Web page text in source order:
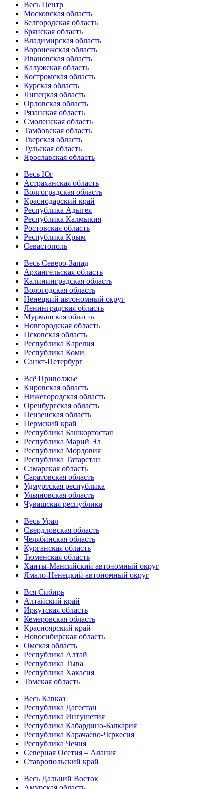
Весь Центр
Московская область
Белгородская область
Брянская область
Владимирская область
Воронежская область
Ивановская область
Калужская область
Костромская область
Курская область
Липецкая область
Орловская область
Рязанская область
Смоленская область
Тамбовская область
Тверская область
Тульская область
Ярославская область
Весь Юг
Астраханская область
Волгоградская область
Краснодарский край
Республика Адыгея
Республика Калмыкия
Ростовская область
Республика Крым
Севастополь
Весь Северо-Запад
Архангельская область
Калининградская область
Вологодская область
Ненецкий автономный округ
Ленинградская область
Мурманская область
Новгородская область
Псковская область
Республика Карелия
Республика Коми
Санкт-Петербург
Всё Приволжье
Кировская область
Нижегородская область
Оренбургская область
Пензенская область
Пермский край
Республика Башкортостан
Республика Марий Эл
Республика Мордовия
Республика Татарстан
Самарская область
Саратовская область
Удмуртская республика
Ульяновская область
Чувашская республика
Весь Урал
Свердловская область
Челябинская область
Курганская область
Тюменская область
Ханты-Мансийский автономный округ
Ямало-Ненецкий автономный округ
Вся Сибирь
Алтайский край
Иркутская область
Кемеровская область
Красноярский край
Новосибирская область
Омская область
Республика Алтай
Республика Тыва
Республика Хакасия
Томская область
Весь Кавказ
Республика Дагестан
Республика Ингушетия
Республика Кабардино-Балкария
Республика Карачаево-Черкесия
Республика Чечня
Северная Осетия – Алания
Ставропольский край
Весь Дальний Восток
Амурская область